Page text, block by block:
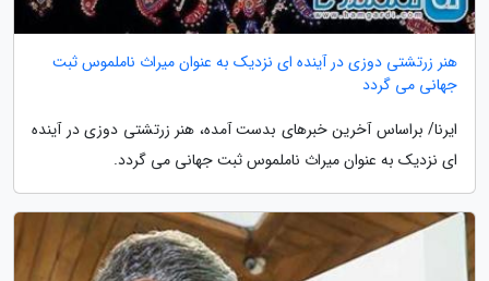
هنر زرتشتی دوزی در آینده ای نزدیک به عنوان میراث ناملموس ثبت
جهانی می گردد
ایرنا/ براساس آخرین خبرهای بدست آمده، هنر زرتشتی دوزی در آینده
ای نزدیک به عنوان میراث ناملموس ثبت جهانی می گردد.